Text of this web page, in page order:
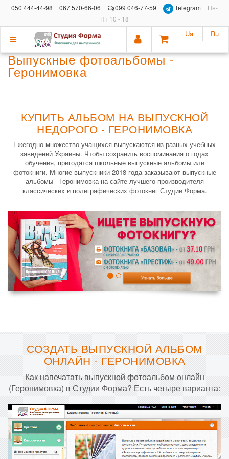
050 444-44-98 067 570-66-06 099 046-77-59 Telegram
Пн-
Пт 10 - 18
Показать
меню
Ua Ru
Выпускные фотоальбомы -
Геронимовка
КУПИТЬ АЛЬБОМ НА ВЫПУСКНОЙ
НЕДОРОГО - ГЕРОНИМОВКА
Ежегодно множество учащихся выпускаются из разных учебных
заведений Украины. Чтобы сохранить воспоминания о годах
обучения, пригодятся школьные выпускные альбомы или
фотокниги. Многие выпускники 2018 года заказывают выпускные
альбомы - Геронимовка на сайте лучшего производителя
классических и полиграфических фотокниг Студии Форма.
СОЗДАТЬ ВЫПУСКНОЙ АЛЬБОМ
ОНЛАЙН - ГЕРОНИМОВКА
Как напечатать выпускной фотоальбом онлайн
(Геронимовка) в Студии Форма? Есть четыре варианта: